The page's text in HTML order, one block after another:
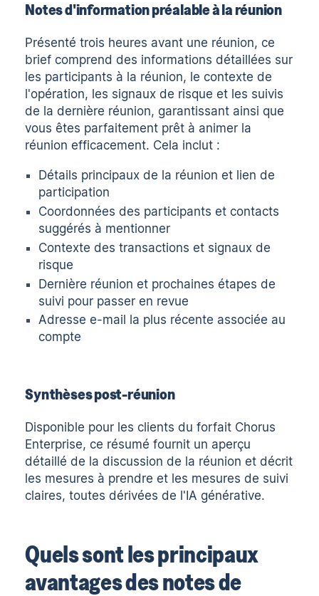
Notes d'information préalable à la réunion
Présenté trois heures avant une réunion, ce
brief comprend des informations détaillées sur
les participants à la réunion, le contexte de
l'opération, les signaux de risque et les suivis
de la dernière réunion, garantissant ainsi que
vous êtes parfaitement prêt à animer la
réunion efficacement. Cela inclut :
Détails principaux de la réunion et lien de
participation
Coordonnées des participants et contacts
suggérés à mentionner
Contexte des transactions et signaux de
risque
Dernière réunion et prochaines étapes de
suivi pour passer en revue
Adresse e-mail la plus récente associée au
compte
Synthèses post-réunion
Disponible pour les clients du forfait Chorus
Enterprise, ce résumé fournit un aperçu
détaillé de la discussion de la réunion et décrit
les mesures à prendre et les mesures de suivi
claires, toutes dérivées de l'IA générative.
Quels sont les principaux
avantages des notes de